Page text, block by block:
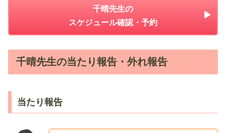
千晴先生の
スケジュール確認・予約
千晴先生の当たり報告・外れ報告
当たり報告